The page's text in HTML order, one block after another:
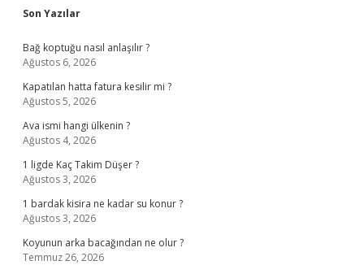
Sidebar
Son Yazılar
Bağ koptuğu nasıl anlaşılır ?
Ağustos 6, 2026
Kapatılan hatta fatura kesilir mi ?
Ağustos 5, 2026
Ava ismi hangi ülkenin ?
Ağustos 4, 2026
1 ligde Kaç Takim Düşer ?
Ağustos 3, 2026
1 bardak kisira ne kadar su konur ?
Ağustos 3, 2026
Koyunun arka bacağından ne olur ?
Temmuz 26, 2026